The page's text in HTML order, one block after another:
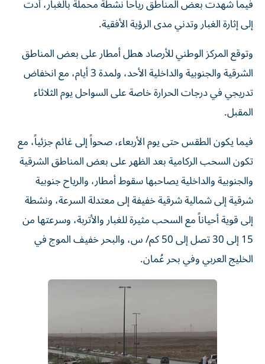
فيما شهدت بعض المناطق رياحاً نشطة محملة بالغبار، أدت
إلى إثارة الغبار وتدني مدى الرؤية الأفقية.
وتوقع المركز الوطني للأرصاد هطل أمطار على بعض المناطق
الشرقية والجنوبية والداخلية الأحد، ولمدة 3 أيام، مع انخفاض
تدريجي في درجات الحرارة خاصة على السواحل يوم الثلاثاء
المقبل.
فيما يكون الطقس حتى يوم الأربعاء، صحواً إلى غائم جزئياً، مع
تكون السحب الركامية بعد الظهر على بعض المناطق الشرقية
والجنوبية والداخلية يصاحبها سقوط أمطار، والرياح جنوبية
شرقية إلى شمالية شرقية خفيفة إلى معتدلة السرعة، ونشطة
إلى قوية أحياناً مع السحب مثيرة للغبار والأتربة، وسرعتها من
15 إلى 30 تصل إلى 50 كم/ س، والبحر خفيف الموج في
الخليج العربي وفي بحر عُمان.